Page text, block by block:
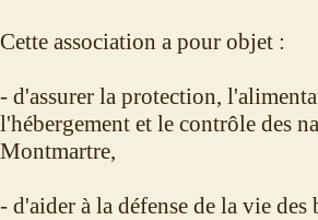
Cette association a pour objet :
- d'assurer la protection,
l'hébergement et le contrôle des
Montmartre,
- d'aider à la défense de la vie